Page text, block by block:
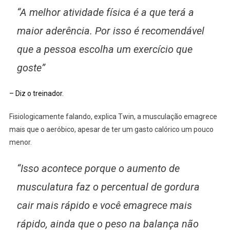
“A melhor atividade física é a que terá a
maior aderência. Por isso é recomendável
que a pessoa escolha um exercício que
goste”
– Diz o treinador.
Fisiologicamente falando, explica Twin, a musculação emagrece
mais que o aeróbico, apesar de ter um gasto calórico um pouco
menor.
“Isso acontece porque o aumento de
musculatura faz o percentual de gordura
cair mais rápido e você emagrece mais
rápido, ainda que o peso na balança não